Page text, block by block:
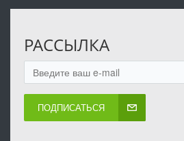
РАССЫЛКА
ПОДПИСАТЬСЯ